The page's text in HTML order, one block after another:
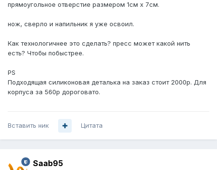
прямоугольное отверстие размером 1см х 7см.
нож, сверло и напильник я уже освоил.
Как технологичнее это сделать? пресс может какой нить
есть? Чтобы побыстрее.
PS
Подходящая силиконовая деталька на заказ стоит 2000р. Для
корпуса за 560р дороговато.
Вставить ник Цитата
Saab95